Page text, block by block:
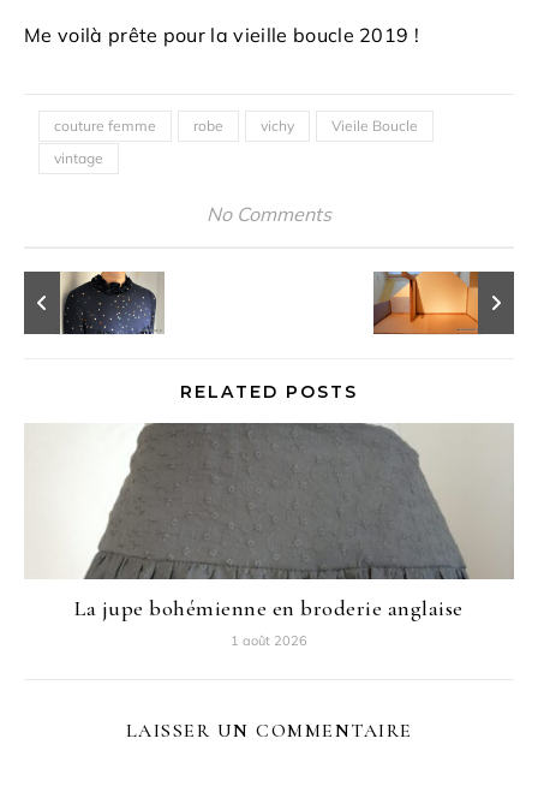
Me voilà prête pour la vieille boucle 2019 !
couture femme robe vichy
Vieile Boucle
vintage
No Comments
RELATED POSTS
La jupe bohémienne en broderie anglaise
1 août 2026
LAISSER UN COMMENTAIRE